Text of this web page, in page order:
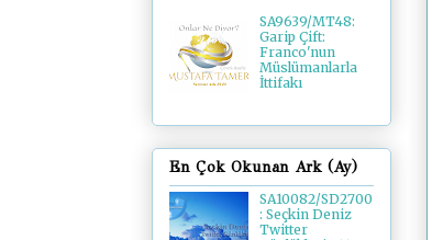
SA9639/MT48:
Garip Çift:
Franco'nun
Müslümanlarla
İttifakı
En Çok Okunan Ark (Ay)
SA10082/SD2700
: Seçkin Deniz
Twitter